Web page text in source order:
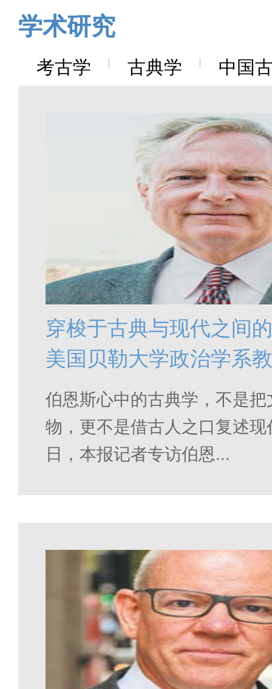
学术研究
考古学 古典学 中国
穿梭于古典与现代之间
美国贝勒大学政治学系
斯
伯恩斯心中的古典学，不是
物，更不是借古人之口复述
日，本报记者专访伯恩...